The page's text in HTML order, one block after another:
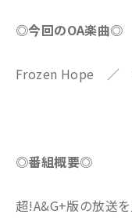
◎今回のOA楽曲◎
Frozen Hope ／
◎番組概要◎
超!A&G+版の放送